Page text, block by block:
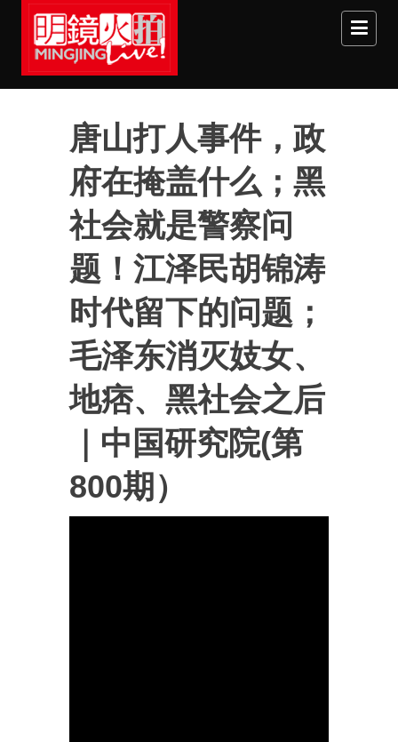
Skip to main content
唐山打人事件，政
府在掩盖什么；黑
社会就是警察问
题！江泽民胡锦涛
时代留下的问题；
毛泽东消灭妓女、
地痞、黑社会之后
｜中国研究院(第
800期）